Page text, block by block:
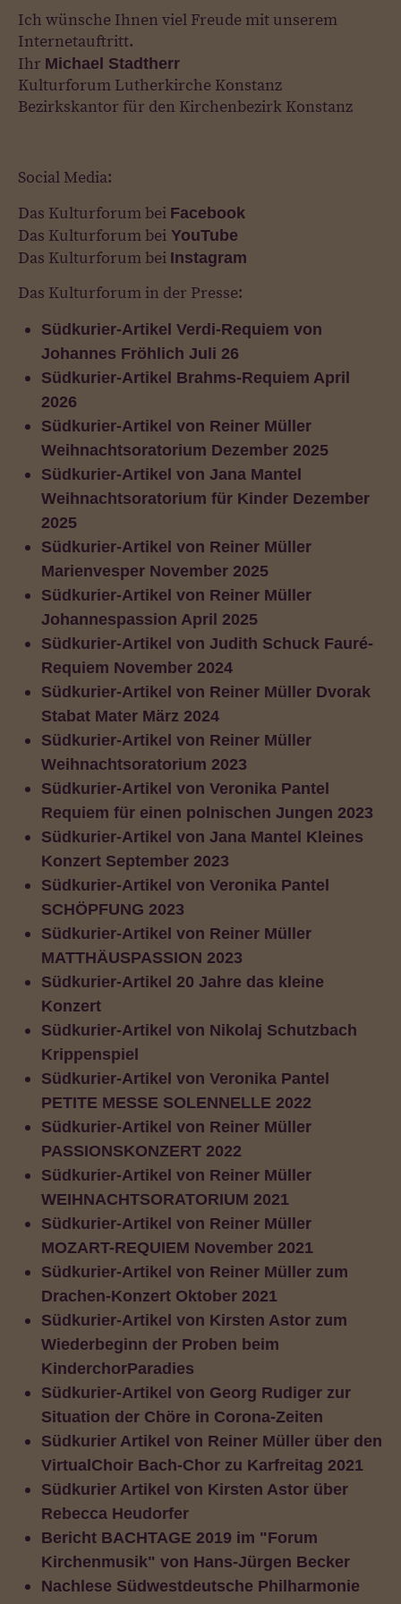
Ich wünsche Ihnen viel Freude mit unserem
Internetauftritt.
Ihr Michael Stadtherr
Kulturforum Lutherkirche Konstanz
Bezirkskantor für den Kirchenbezirk Konstanz
Social Media:
Das Kulturforum bei Facebook
Das Kulturforum bei YouTube
Das Kulturforum bei Instagram
Das Kulturforum in der Presse:
Südkurier-Artikel Verdi-Requiem von
Johannes Fröhlich Juli 26
Südkurier-Artikel Brahms-Requiem April
2026
Südkurier-Artikel von Reiner Müller
Weihnachtsoratorium Dezember 2025
Südkurier-Artikel von Jana Mantel
Weihnachtsoratorium für Kinder Dezember
2025
Südkurier-Artikel von Reiner Müller
Marienvesper November 2025
Südkurier-Artikel von Reiner Müller
Johannespassion April 2025
Südkurier-Artikel von Judith Schuck Fauré-
Requiem November 2024
Südkurier-Artikel von Reiner Müller Dvorak
Stabat Mater März 2024
Südkurier-Artikel von Reiner Müller
Weihnachtsoratorium 2023
Südkurier-Artikel von Veronika Pantel
Requiem für einen polnischen Jungen 2023
Südkurier-Artikel von Jana Mantel Kleines
Konzert September 2023
Südkurier-Artikel von Veronika Pantel
SCHÖPFUNG 2023
Südkurier-Artikel von Reiner Müller
MATTHÄUSPASSION 2023
Südkurier-Artikel 20 Jahre das kleine
Konzert
Südkurier-Artikel von Nikolaj Schutzbach
Krippenspiel
Südkurier-Artikel von Veronika Pantel
PETITE MESSE SOLENNELLE 2022
Südkurier-Artikel von Reiner Müller
PASSIONSKONZERT 2022
Südkurier-Artikel von Reiner Müller
WEIHNACHTSORATORIUM 2021
Südkurier-Artikel von Reiner Müller
MOZART-REQUIEM November 2021
Südkurier-Artikel von Reiner Müller zum
Drachen-Konzert Oktober 2021
Südkurier-Artikel von Kirsten Astor zum
Wiederbeginn der Proben beim
KinderchorParadies
Südkurier-Artikel von Georg Rudiger zur
Situation der Chöre in Corona-Zeiten
Südkurier Artikel von Reiner Müller über den
VirtualChoir Bach-Chor zu Karfreitag 2021
Südkurier Artikel von Kirsten Astor über
Rebecca Heudorfer
Bericht BACHTAGE 2019 im "Forum
Kirchenmusik" von Hans-Jürgen Becker
Nachlese Südwestdeutsche Philharmonie